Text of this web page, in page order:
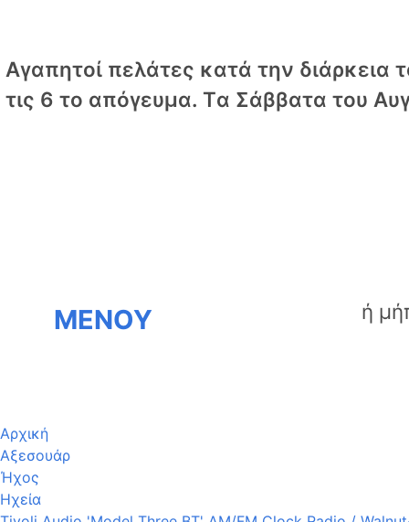
Αγαπητοί πελάτες κατά την διάρκεια
τις 6 το απόγευμα. Tα Σάββατα του
ΜΕΝΟΥ
Αρχική
Αξεσουάρ
Ήχος
Ηχεία